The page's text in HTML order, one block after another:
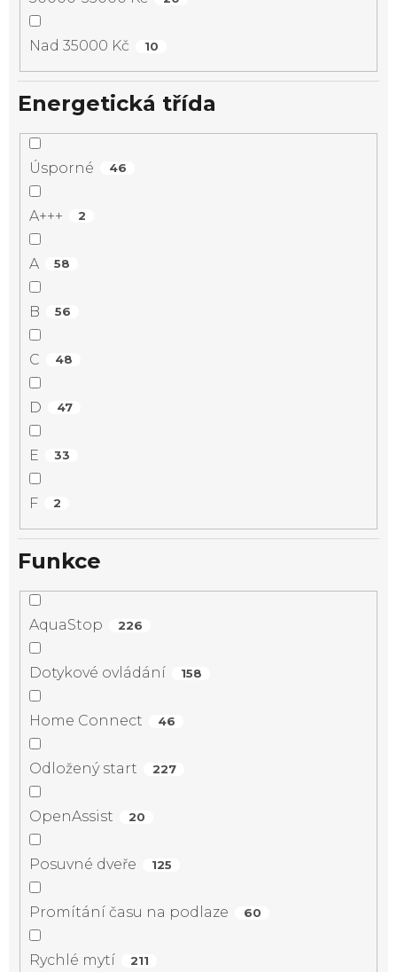
Nad 35000 Kč 10
Energetická třída
Úsporné 46
A+++ 2
A 58
B 56
C 48
D 47
E 33
F 2
Funkce
AquaStop 226
Dotykové ovládání 158
Home Connect 46
Odložený start 227
OpenAssist 20
Posuvné dveře 125
Promítání času na podlaze 60
Rychlé mytí 211